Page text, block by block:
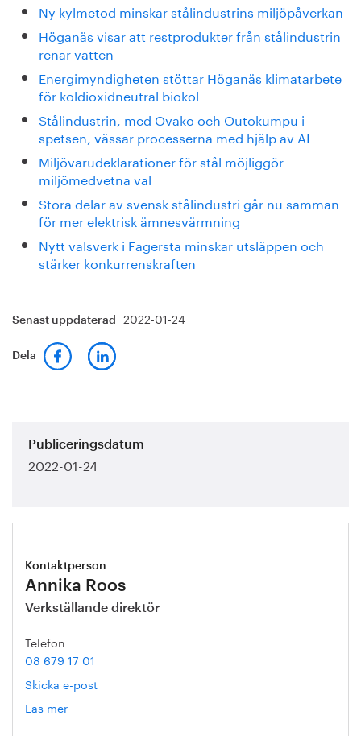
Ny kylmetod minskar stålindustrins miljöpåverkan
Höganäs visar att restprodukter från stålindustrin
renar vatten
Energimyndigheten stöttar Höganäs klimatarbete
för koldioxidneutral biokol
Stålindustrin, med Ovako och Outokumpu i
spetsen, vässar processerna med hjälp av AI
Miljövarudeklarationer för stål möjliggör
miljömedvetna val
Stora delar av svensk stålindustri går nu samman
för mer elektrisk ämnesvärmning
Nytt valsverk i Fagersta minskar utsläppen och
stärker konkurrenskraften
Senast uppdaterad 2022-01-24
Dela
Publiceringsdatum
2022-01-24
Kontaktperson
Annika Roos
Verkställande direktör
Telefon
08 679 17 01
Skicka e-post
Läs mer